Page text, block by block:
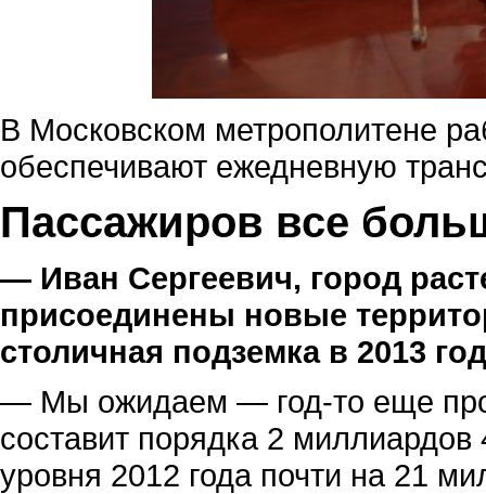
В Московском метрополитене
обеспечивают ежедневную
Пассажиров все
— Иван Сергеевич, город
присоединены новые
столичная подземка в 2013
— Мы ожидаем — год-то еще
составит порядка 2
уровня 2012 года почти на 21